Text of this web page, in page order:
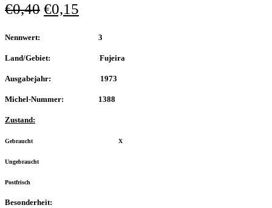
€0,40 €0,15
Nennwert: 3
Land/Gebiet: Fujeira
Ausgabejahr: 1973
Michel-Nummer: 1388
Zustand:
Gebraucht X
Ungebraucht
Postfrisch
Besonderheit: